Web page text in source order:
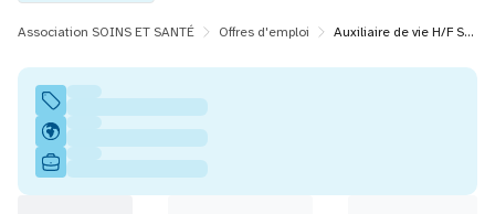
Association SOINS ET SANTÉ Offres d'emploi Auxiliaire de vie H/F Secteur